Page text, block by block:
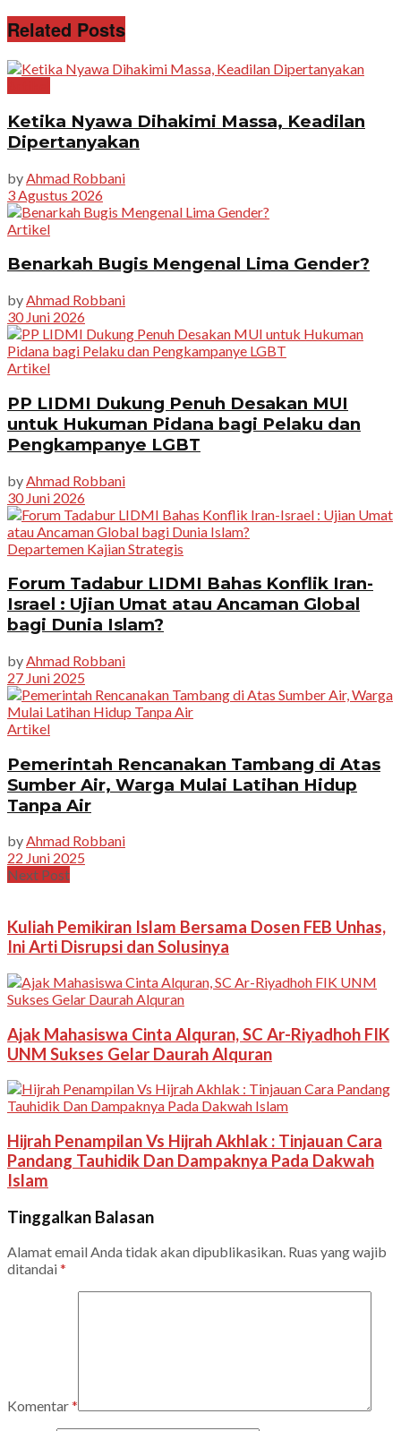
Related Posts
Ketika Nyawa Dihakimi Massa, Keadilan
Dipertanyakan
by Ahmad Robbani
3 Agustus 2026
Artikel
Benarkah Bugis Mengenal Lima Gender?
byAhmad Robbani
30 Juni 2026
Artikel
PP LIDMI Dukung Penuh Desakan MUI
untuk Hukuman Pidana bagi Pelaku dan
Pengkampanye LGBT
by Ahmad Robbani
30 Juni 2026
Departemen Kajian Strategis
Forum Tadabur LIDMI Bahas Konflik Iran-
Israel : Ujian Umat atau Ancaman Global
bagi Dunia Islam?
byAhmad Robbani
27 Juni 2025
Artikel
Pemerintah Rencanakan Tambang di Atas
Sumber Air, Warga Mulai Latihan Hidup
Tanpa Air
byAhmad Robbani
22 Juni 2025
Next Post
Kuliah Pemikiran Islam Bersama Dosen FEB Unhas,
Ini Arti Disrupsi dan Solusinya
Ajak Mahasiswa Cinta Alquran, SC Ar-Riyadhoh FIK
UNM Sukses Gelar Daurah Alquran
Hijrah Penampilan Vs Hijrah Akhlak : Tinjauan Cara
Pandang Tauhidik Dan Dampaknya Pada Dakwah
Islam
Tinggalkan Balasan
Alamat email Anda tidak akan dipublikasikan. Ruas yang wajib
ditandai *
Komentar*